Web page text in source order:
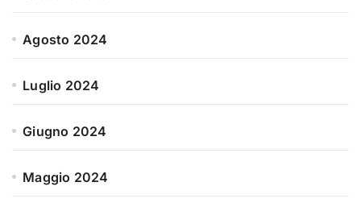
Agosto 2024
Luglio 2024
Giugno 2024
Maggio 2024